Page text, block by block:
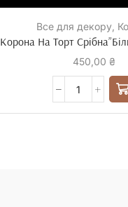
Все для декору,
Корона На Торт
450,00 ₴